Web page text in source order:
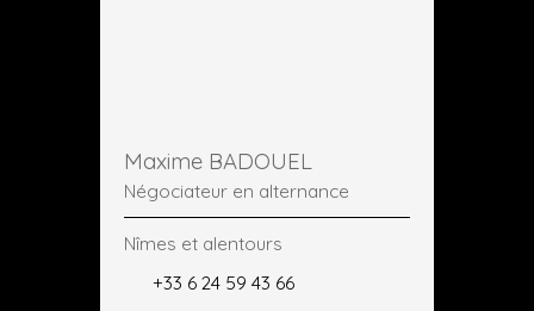
Maxime BADOUEL
Négociateur en alternance
Nîmes et alentours
+33 6 24 59 43 66